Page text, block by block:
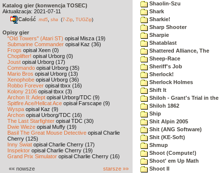
Katalog gier (konwencja TOSEC)
Aktualizacja: 2021-07-11
Całość md5 sha (7-Zip TUGZip)
Opisy gier
"Old Towers" (Atari ST) opisał Misza (19)
Submarine Commander opisał Kaz (36)
Frogs opisał Xeen (0)
Choplifter! opisał Urborg (0)
Joust opisał Urborg (17)
Commando opisał Urborg (35)
Mario Bros opisał Urborg (13)
Xenophobe opisał Urborg (36)
Robbo Forever opisał tbxx (16)
Kolony 2106 opisał tbxx (3)
Archon II: Adept opisał Urborg/TDC (9)
Spitfire Ace/Hellcat Ace opisał Farscape (9)
Wyspa opisał Kaz (9)
Archon opisał Urborg/TDC (16)
The Last Starfighter opisał TDC (30)
Dwie Wieże opisał Muffy (19)
Basil The Great Mouse Detective opisał Charlie
Cherry (125)
Inny Świat opisał Charlie Cherry (17)
Inspektor opisał Charlie Cherry (19)
Grand Prix Simulator opisał Charlie Cherry (16)
«« nowsze starsze »»
Shaolin-Szu
Shark
Sharkie!
Sharp Shooter
Sharpie
Shatablast
Shattered Alliance, The
Sheep-Race
Sheriff's Job
Sherlock!
Sherlock Holmes
Shift It
Shiloh - Grant's Trial in the
Shiloh 1862
Ship
Shit Alpin 2005
Shit (ANG Software)
Shit (KE-Soft)
Shmup
Shoot (Compute!)
Shoot' em Up Math
Shoot II